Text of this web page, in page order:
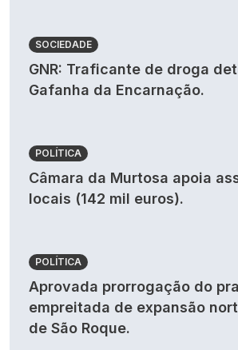
SOCIEDADE
GNR: Traficante de droga
Gafanha da Encarnação.
POLÍTICA
Câmara da Murtosa apoia
locais (142 mil euros).
POLÍTICA
Aprovada prorrogação do
empreitada de expansão
de São Roque.